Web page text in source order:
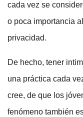
cada vez se
o poca importancia
privacidad.
De hecho, tener
una práctica cada
cree, de que los
fenómeno también